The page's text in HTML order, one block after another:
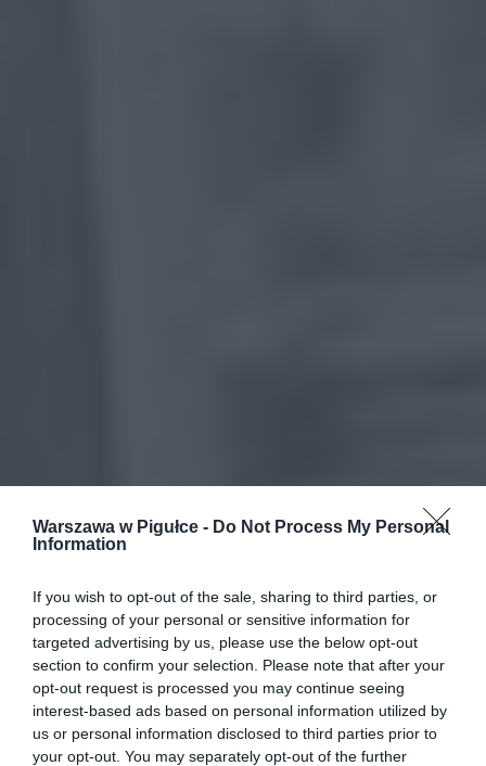
Warszawa w Pigułce - Do Not Process My Personal
Information
If you wish to opt-out of the sale, sharing to third parties, or
processing of your personal or sensitive information for
targeted advertising by us, please use the below opt-out
section to confirm your selection. Please note that after your
opt-out request is processed you may continue seeing
interest-based ads based on personal information utilized by
us or personal information disclosed to third parties prior to
your opt-out. You may separately opt-out of the further